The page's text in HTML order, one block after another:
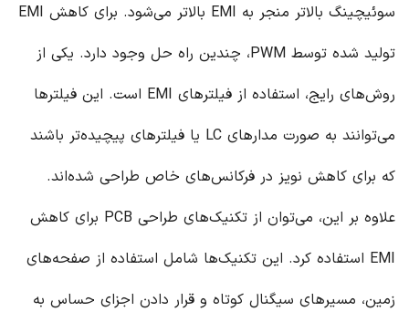
سوئیچینگ بالاتر منجر به EMI بالاتر می‌شود. برای کاهش EMI
تولید شده توسط PWM، چندین راه حل وجود دارد. یکی از
روش‌های رایج، استفاده از فیلترهای EMI است. این فیلترها
می‌توانند به صورت مدارهای LC یا فیلترهای پیچیده‌تر باشند
که برای کاهش نویز در فرکانس‌های خاص طراحی شده‌اند.
علاوه بر این، می‌توان از تکنیک‌های طراحی PCB برای کاهش
EMI استفاده کرد. این تکنیک‌ها شامل استفاده از صفحه‌های
زمین، مسیرهای سیگنال کوتاه و قرار دادن اجزای حساس به